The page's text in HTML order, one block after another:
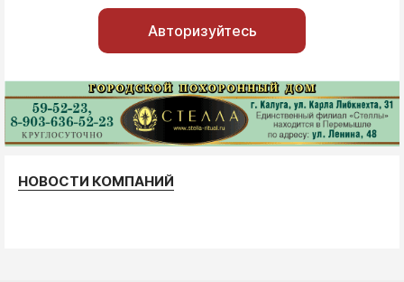
Авторизуйтесь
НОВОСТИ КОМПАНИЙ